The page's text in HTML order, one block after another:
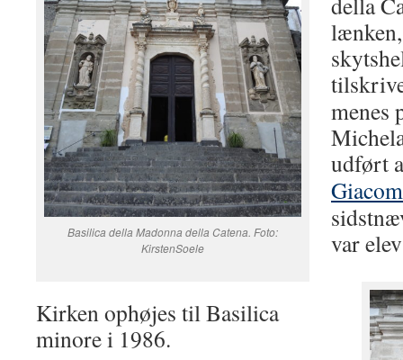
Basilica della Madonna della Catena. Foto:
KirstenSoele
menes
udført
var
Kirken ophøjes til Basilica
minore i 1986.